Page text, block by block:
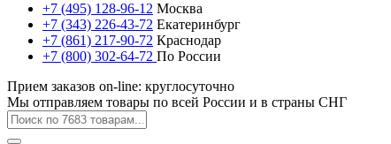
+7 (495) 128-96-12 Москва
+7 (343) 226-43-72 Екатеринбург
+7 (861) 217-90-72 Краснодар
+7 (800) 302-64-72 По России
Прием заказов on-line: круглосуточно
Мы отправляем товары по всей России и в страны СНГ